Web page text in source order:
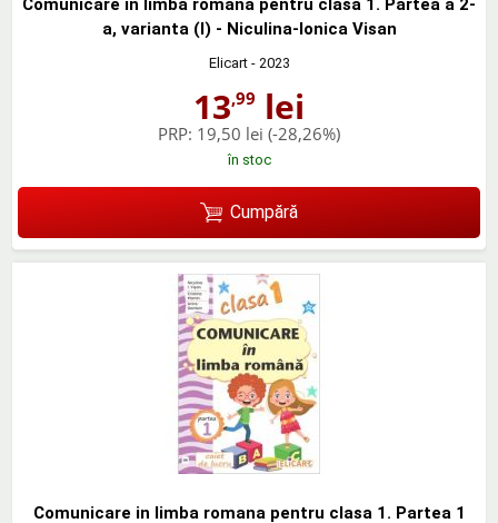
a, varianta (I) - Niculina-Ionica Visan
Elicart- 2023
13,99 lei
PRP: 19,50 lei (-28,26%)
în stoc
Cumpără
Comunicare in limba romana pentru clasa 1. Partea 1